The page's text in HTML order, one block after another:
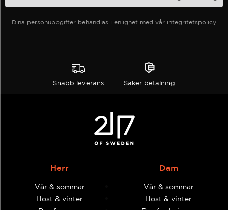
Dina personuppgifter behandlas i enlighet med vår integritetspolicy
Snabb leverans Säker betalning
Herr
Vår & sommar
Höst & vinter
Dam
Vår & sommar
Höst & vinter